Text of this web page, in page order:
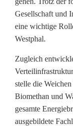
s
i
n
S
c
h
i
Gesellschaft und
eine wichtige
Westphal.
Zugleich
stelle die
Biomethan und
gesamte
ausgebildete